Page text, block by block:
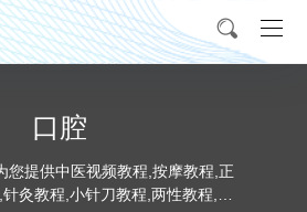
口腔
您提供中医视频教程,按摩教程,正
灸教程,小针刀教程,两性教程,推